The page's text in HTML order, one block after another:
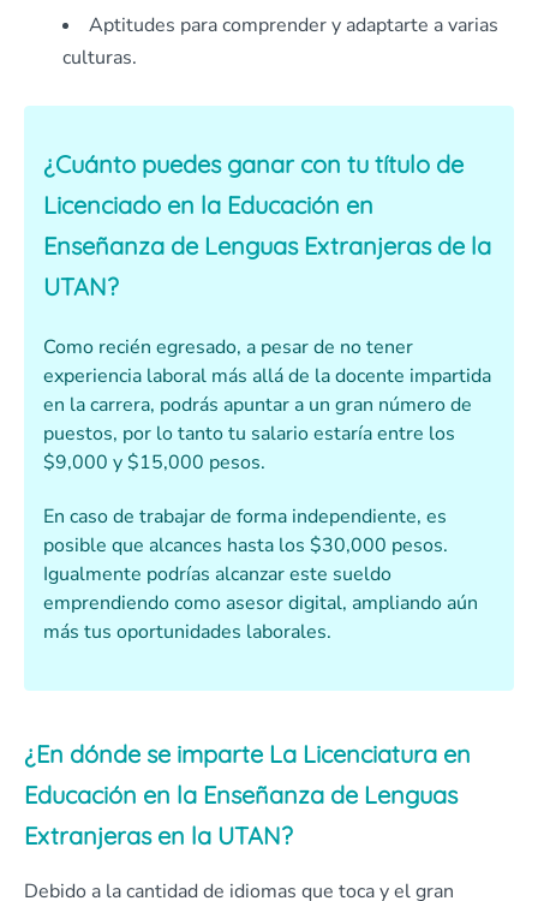
Aptitudes para comprender y adaptarte a varias
culturas.
¿Cuánto puedes ganar con tu título de
Licenciado en la Educación en
Enseñanza de Lenguas Extranjeras de la
UTAN?
Como recién egresado, a pesar de no tener
experiencia laboral más allá de la docente impartida
en la carrera, podrás apuntar a un gran número de
puestos, por lo tanto tu salario estaría entre los
$9,000 y $15,000 pesos.
En caso de trabajar de forma independiente, es
posible que alcances hasta los $30,000 pesos.
Igualmente podrías alcanzar este sueldo
emprendiendo como asesor digital, ampliando aún
más tus oportunidades laborales.
¿En dónde se imparte La Licenciatura en
Educación en la Enseñanza de Lenguas
Extranjeras en la UTAN?
Debido a la cantidad de idiomas que toca y el gran